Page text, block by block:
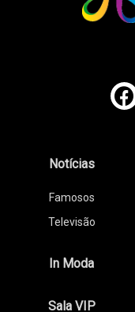
Notícias
Famosos
Televisão
In Moda
Sala VIP